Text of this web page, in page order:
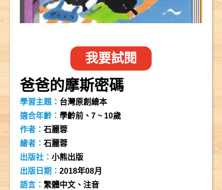
我要試閱
爸爸的摩斯密碼
學習主題： 台灣原創繪本
適合年齡：學齡前、7 ~ 10歲
作者：石麗蓉
繪者：石麗蓉
出版社：小熊出版
出版日期：2018年08月
語言：繁體中文、注音